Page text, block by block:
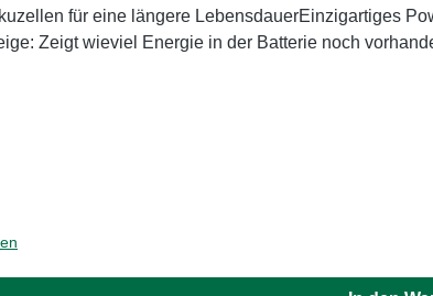
für eine längere LebensdauerEinzigartiges
Zeigt wieviel Energie in der Batterie noch